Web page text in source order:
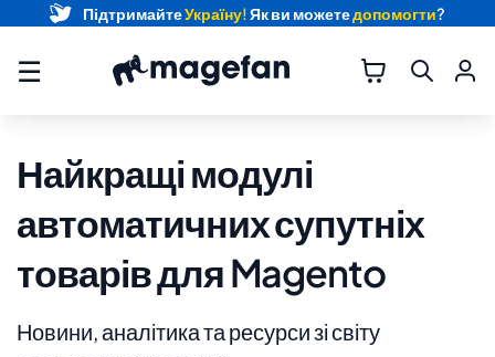
☰
Найкращі модулі
автоматичних супутніх
товарів для Magento
Новини, аналітика та ресурси зі світу
ПідтримайтеУкраїну!Як ви можетедопомогти?